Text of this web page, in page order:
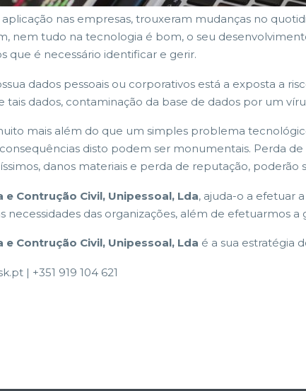
nas empresas, trouxeram mudanças no
nem tudo na tecnologia é bom, o seu
que é necessário identificar e gerir.
dados pessoais ou corporativos está a exposta a
tais dados, contaminação da base de dados por um
mais além do que um simples problema
disto podem ser monumentais. Perda
danos materiais e perda de reputação,
Contrução Civil, Unipessoal, Lda, ajuda-o a efetuar
necessidades das organizações, além de efetuarmos
Contrução Civil, Unipessoal, Lda é a sua estratégia
| +351 919 104 621